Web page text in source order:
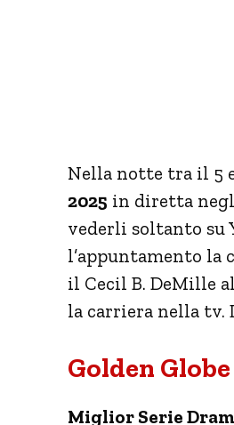
Nella notte tra il 5
2025 in diretta
vederli soltanto su
l’appuntamento la
il Cecil B. DeMille
la carriera nella
Golden
Miglior Serie